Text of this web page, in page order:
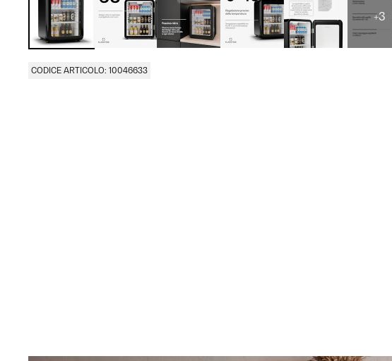
+3
CODICE ARTICOLO: 10046633